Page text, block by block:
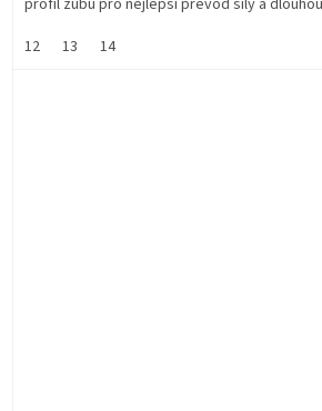
profil zubů pro nejlepší převod síly a
12
13 14